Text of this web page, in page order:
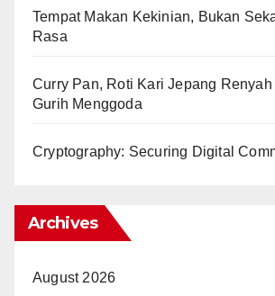
Tempat Makan Kekinian, Bukan
Rasa
Curry Pan, Roti Kari Jepang
Gurih Menggoda
Cryptography: Securing Digital
Archives
August 2026